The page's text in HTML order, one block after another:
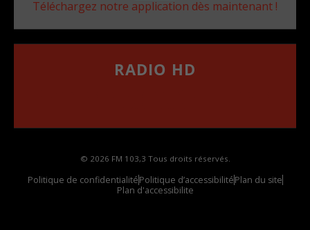
Téléchargez notre application dès maintenant !
RADIO HD
© 2026 FM 103,3 Tous droits réservés.
Politique de confidentialitéPolitique d’accessibilitéPlan du site
Plan d'accessibilite